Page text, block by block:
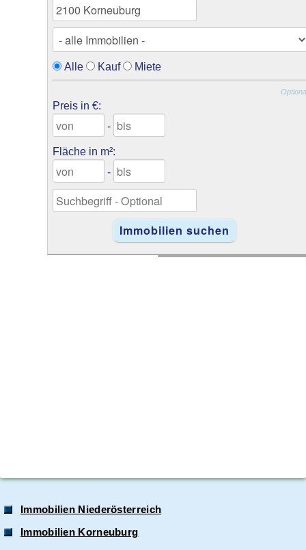
Alle Kauf Miete
Preis in €:
-
Fläche in m²:
-
Immobilien Niederösterreich
Immobilien Korneuburg